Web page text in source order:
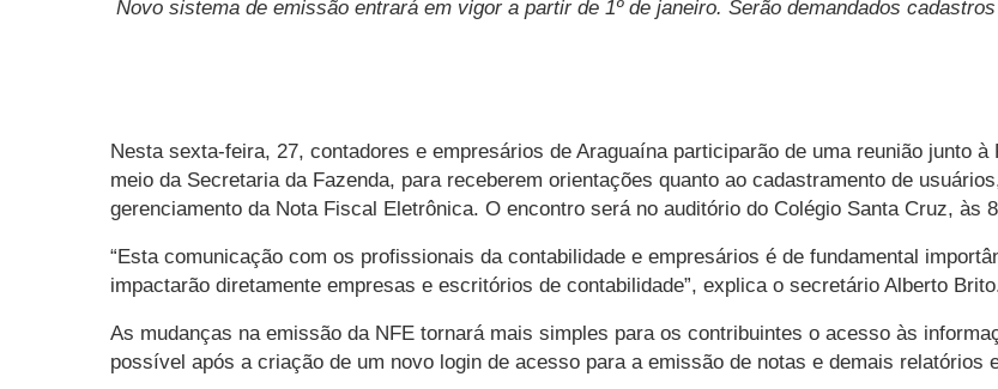
Novo sistema de emissão entrará em vigor a partir de 1º de janeiro. Serão demandados
Nesta sexta-feira, 27, contadores e empresários de Araguaína participarão de uma reunião junto à
meio da Secretaria da Fazenda, para receberem orientações quanto ao cadastramento de
gerenciamento da Nota Fiscal Eletrônica. O encontro será no auditório do Colégio Santa Cruz, às
“Esta comunicação com os profissionais da contabilidade e empresários é de fundamental
impactarão diretamente empresas e escritórios de contabilidade”, explica o secretário Alberto
As mudanças na emissão da NFE tornará mais simples para os contribuintes o acesso às
possível após a criação de um novo login de acesso para a emissão de notas e demais relatórios